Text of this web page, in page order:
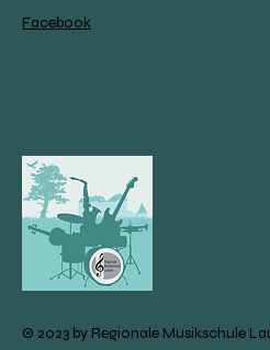
Facebook
© 2023 by Regionale Musikschule